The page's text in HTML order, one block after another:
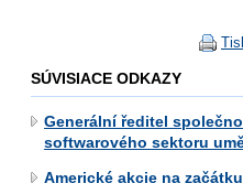
SÚVISIACE ODKAZY
Generální ředitel
softwarového sektoru
Americké akcie na